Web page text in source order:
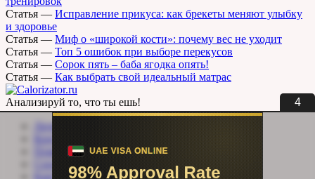
4
Статья — Исправление прикуса: как брекеты меняют улыбку
и здоровье
Статья — Миф о «широкой кости»: почему вес не уходит
Статья — Топ 5 ошибок при выборе перекусов
Статья — Сорок пять – баба ягодка опять!
Статья — Как выбрать свой идеальный матрас
Анализируй то, что ты ешь!
Личный кабинет
Помощь сайту
Соцсети